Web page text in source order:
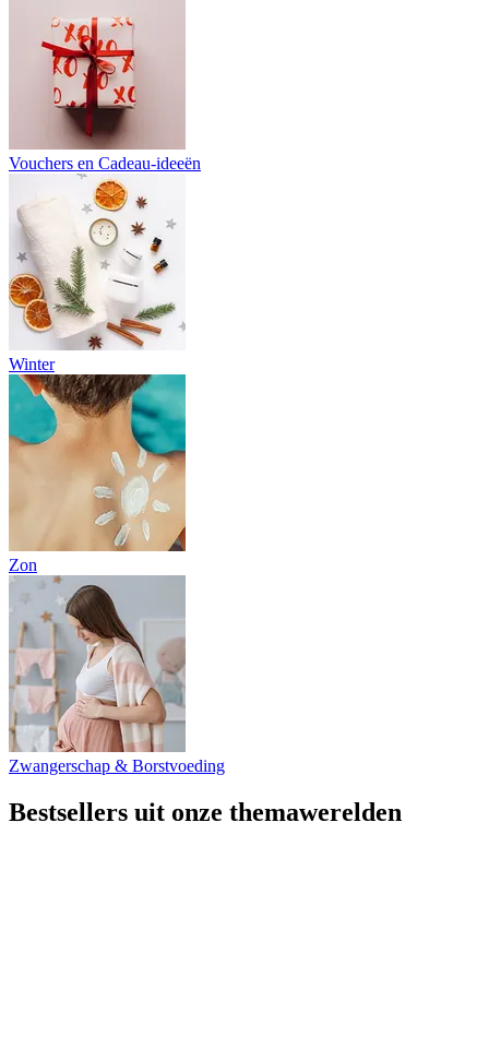
Vouchers en Cadeau-ideeën
Winter
Zon
Zwangerschap & Borstvoeding
Bestsellers uit onze themawerelden